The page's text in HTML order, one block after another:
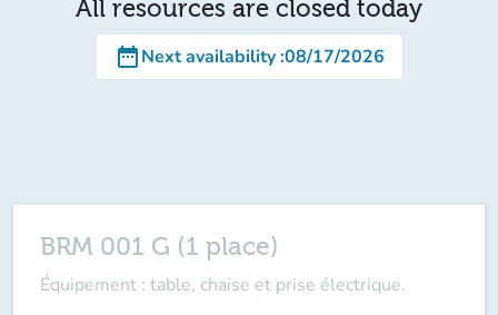
All resources are closed today
date_rangeNext availability:08/17/2026
BRM 001 G (1 place)
Équipement : table, chaise et prise électrique.